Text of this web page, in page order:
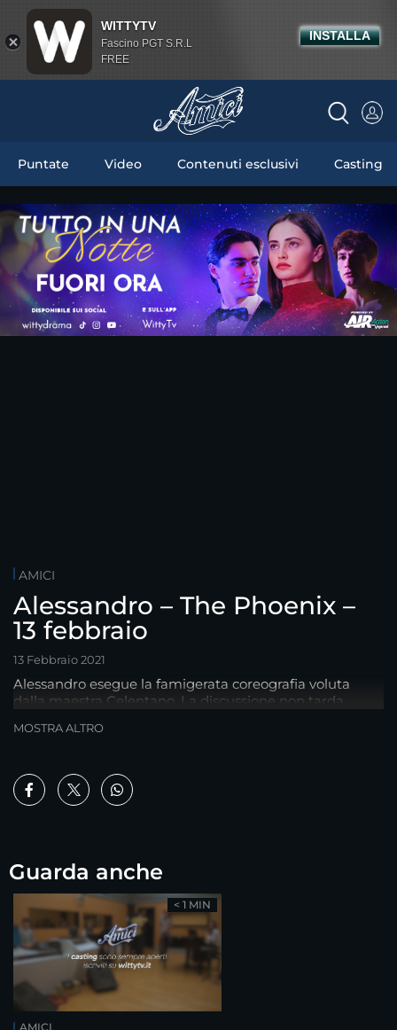
Puntate Video Contenuti esclusivi Casting
AMICI
Alessandro – The Phoenix –
13 febbraio
13 Febbraio 2021
Alessandro esegue la famigerata coreografia voluta
dalla maestra Celentano. La discussione non tarda..
MOSTRA ALTRO
Guarda anche
AMICI
< 1 MIN
WITTYTV
Fascino PGT S.R.L
FREE
INSTALLA